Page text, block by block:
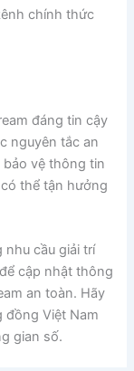
chính thức
đáng tin cậy
nguyên tắc an
vệ thông tin
thể tận hưởng
nhu cầu giải trí
để cập nhật thông
an toàn. Hãy
đồng Việt Nam
gian số.